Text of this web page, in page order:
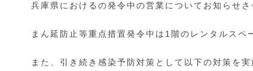
兵庫県におけるの発令中の営業についてお知らせさ
まん延防止等重点措置発令中は1階のレンタルスペ
また、引き続き感染予防対策として以下の対策を実